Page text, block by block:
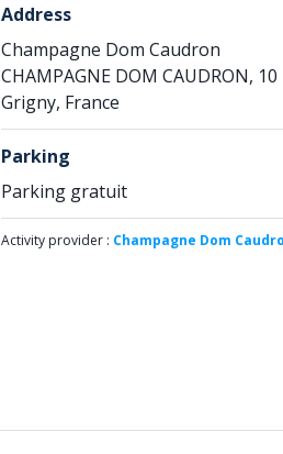
Address
Champagne Dom Caudron
CHAMPAGNE DOM CAUDRON,
Grigny, France
Parking
Parking gratuit
Activity provider : Champagne Dom